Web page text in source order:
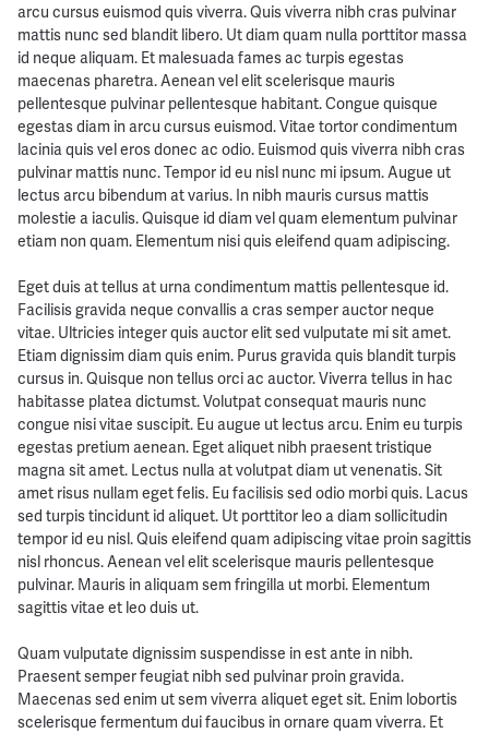
arcu cursus euismod quis viverra. Quis viverra nibh cras pulvinar
mattis nunc sed blandit libero. Ut diam quam nulla porttitor massa
id neque aliquam. Et malesuada fames ac turpis egestas
maecenas pharetra. Aenean vel elit scelerisque mauris
pellentesque pulvinar pellentesque habitant. Congue quisque
egestas diam in arcu cursus euismod. Vitae tortor condimentum
lacinia quis vel eros donec ac odio. Euismod quis viverra nibh cras
pulvinar mattis nunc. Tempor id eu nisl nunc mi ipsum. Augue ut
lectus arcu bibendum at varius. In nibh mauris cursus mattis
molestie a iaculis. Quisque id diam vel quam elementum pulvinar
etiam non quam. Elementum nisi quis eleifend quam adipiscing.
Eget duis at tellus at urna condimentum mattis pellentesque id.
Facilisis gravida neque convallis a cras semper auctor neque
vitae. Ultricies integer quis auctor elit sed vulputate mi sit amet.
Etiam dignissim diam quis enim. Purus gravida quis blandit turpis
cursus in. Quisque non tellus orci ac auctor. Viverra tellus in hac
habitasse platea dictumst. Volutpat consequat mauris nunc
congue nisi vitae suscipit. Eu augue ut lectus arcu. Enim eu turpis
egestas pretium aenean. Eget aliquet nibh praesent tristique
magna sit amet. Lectus nulla at volutpat diam ut venenatis. Sit
amet risus nullam eget felis. Eu facilisis sed odio morbi quis. Lacus
sed turpis tincidunt id aliquet. Ut porttitor leo a diam sollicitudin
tempor id eu nisl. Quis eleifend quam adipiscing vitae proin sagittis
nisl rhoncus. Aenean vel elit scelerisque mauris pellentesque
pulvinar. Mauris in aliquam sem fringilla ut morbi. Elementum
sagittis vitae et leo duis ut.
Quam vulputate dignissim suspendisse in est ante in nibh.
Praesent semper feugiat nibh sed pulvinar proin gravida.
Maecenas sed enim ut sem viverra aliquet eget sit. Enim lobortis
scelerisque fermentum dui faucibus in ornare quam viverra. Et